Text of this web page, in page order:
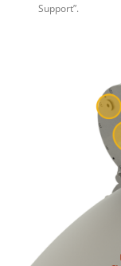
Support”.